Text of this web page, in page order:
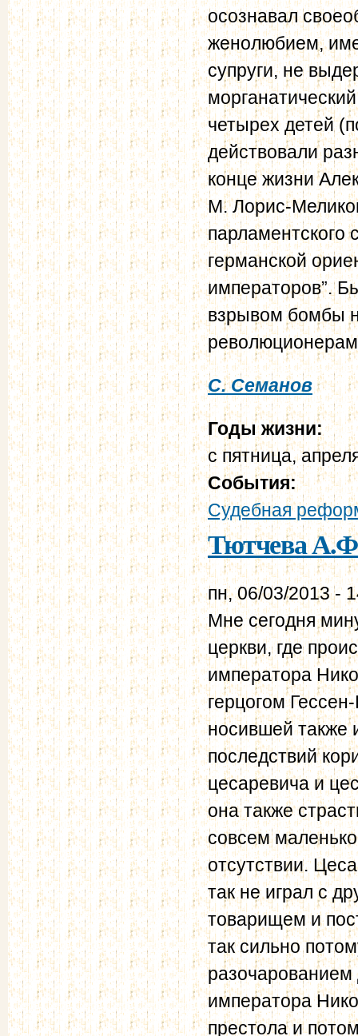
осознавал
женолюбием,
супруги, не
четырех детей
действовали
конце жизни
М. Лорис-
парламентского
германской
императоров”.
взрывом бомбы
С. Семанов
Годы жизни:
спятница,
События:
Судебная
Тютчева
пн, 06/03/2013 -
Мне сегодня
церкви, где
императора
герцогом
носившей также
последствий
цесаревича и
она также
совсем
отсутствии.
так не играл с
товарищем и
так сильно
императора
престола и